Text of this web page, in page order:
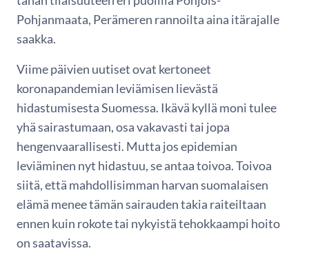
Pohjanmaata, Perämeren rannoilta aina itärajalle
saakka.
Viime päivien uutiset ovat kertoneet
koronapandemian leviämisen lievästä
hidastumisesta Suomessa. Ikävä kyllä moni tulee
yhä sairastumaan, osa vakavasti tai jopa
hengenvaarallisesti. Mutta jos epidemian
leviäminen nyt hidastuu, se antaa toivoa. Toivoa
siitä, että mahdollisimman harvan suomalaisen
elämä menee tämän sairauden takia raiteiltaan
ennen kuin rokote tai nykyistä tehokkaampi hoito
on saatavissa.